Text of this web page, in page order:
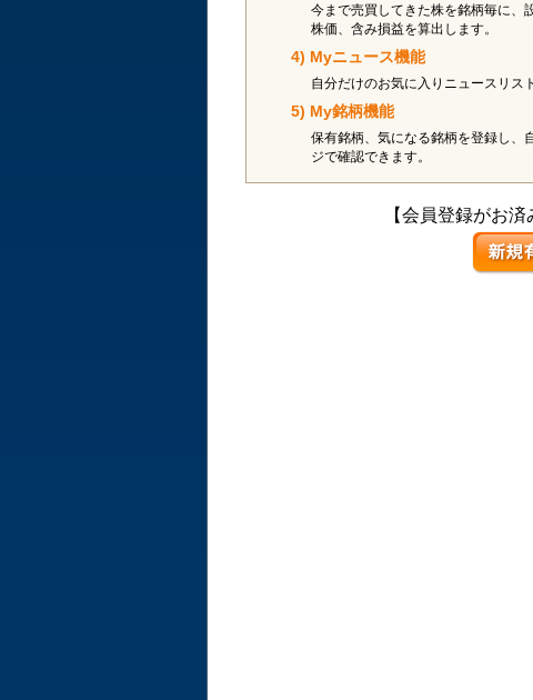
今まで売買してきた株を銘柄毎に、
株価、含み損益を算出します。
4) Myニュース機能
自分だけのお気に入りニュースリス
5) My銘柄機能
保有銘柄、気になる銘柄を登録し、
ジで確認できます。
【会員登録がお